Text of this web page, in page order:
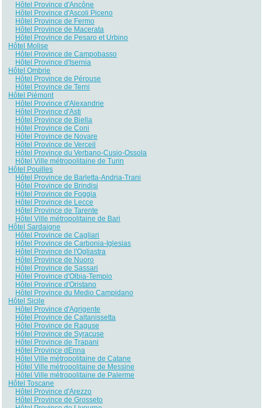
Hôtel Province d'Ancône
Hôtel Province d'Ascoli Piceno
Hôtel Province de Fermo
Hôtel Province de Macerata
Hôtel Province de Pesaro et Urbino
Hôtel Molise
Hôtel Province de Campobasso
Hôtel Province d'Isernia
Hôtel Ombrie
Hôtel Province de Pérouse
Hôtel Province de Terni
Hôtel Piémont
Hôtel Province d'Alexandrie
Hôtel Province d'Asti
Hôtel Province de Biella
Hôtel Province de Coni
Hôtel Province de Novare
Hôtel Province de Verceil
Hôtel Province du Verbano-Cusio-Ossola
Hôtel Ville métropolitaine de Turin
Hôtel Pouilles
Hôtel Province de Barletta-Andria-Trani
Hôtel Province de Brindisi
Hôtel Province de Foggia
Hôtel Province de Lecce
Hôtel Province de Tarente
Hôtel Ville métropolitaine de Bari
Hôtel Sardaigne
Hôtel Province de Cagliari
Hôtel Province de Carbonia-Iglesias
Hôtel Province de l'Ogliastra
Hôtel Province de Nuoro
Hôtel Province de Sassari
Hôtel Province d'Olbia-Tempio
Hôtel Province d'Oristano
Hôtel Province du Medio Campidano
Hôtel Sicile
Hôtel Province d'Agrigente
Hôtel Province de Caltanissetta
Hôtel Province de Raguse
Hôtel Province de Syracuse
Hôtel Province de Trapani
Hôtel Province dEnna
Hôtel Ville métropolitaine de Catane
Hôtel Ville métropolitaine de Messine
Hôtel Ville métropolitaine de Palerme
Hôtel Toscane
Hôtel Province d'Arezzo
Hôtel Province de Grosseto